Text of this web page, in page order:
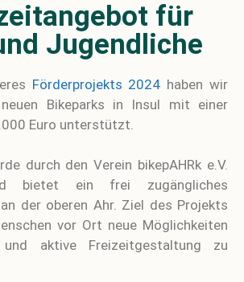
für
Jugendliche
Förderprojekts 2024 haben wir
Bikeparks in Insul mit einer
Euro unterstützt.
durch den Verein bikepAHRk e.V.
bietet ein frei zugängliches
der oberen Ahr. Ziel des Projekts
vor Ort neue Möglichkeiten
aktive Freizeitgestaltung zu